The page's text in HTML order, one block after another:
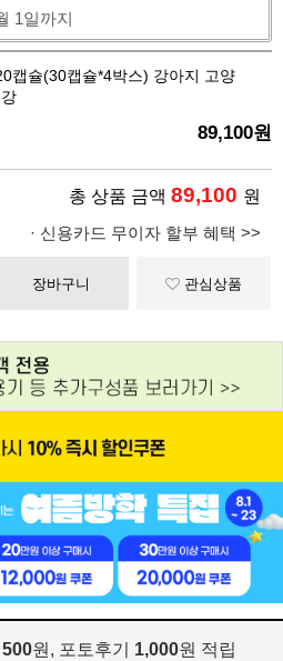
1일까지
캡슐(30캡슐*4박스) 강아지 고양
89,100원
총 상품 금액 89,100 원
· 신용카드 무이자 할부 혜택 >>
장바구니 관심상품
500원, 포토후기 1,000원 적립